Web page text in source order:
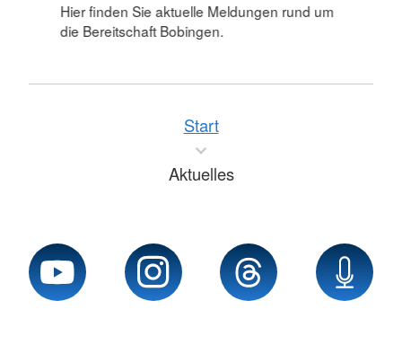
Hier finden Sie aktuelle Meldungen rund um
die Bereitschaft Bobingen.
Start
Aktuelles